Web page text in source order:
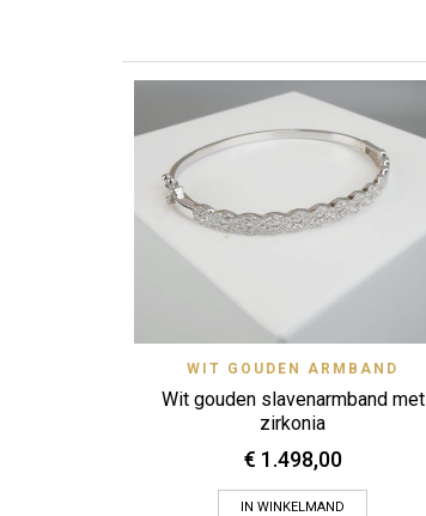
Zet op verlanglijstje Quick View
WIT GOUDEN ARMBAND
Wit gouden slavenarmband met
zirkonia
€ 1.498,00
IN WINKELMAND